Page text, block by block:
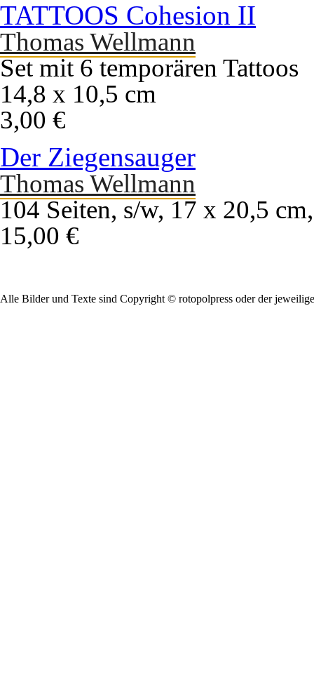
TATTOOS Cohesion II
Thomas Wellmann
Set mit 6 temporären Tattoos
14,8 x 10,5 cm
3,00 €
Der Ziegensauger
Thomas Wellmann
104 Seiten, s/w, 17 x 20,5
15,00 €
Alle Bilder und Texte sind Copyright © rotopolpress oder der